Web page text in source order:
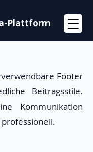
Plattform
Footer
Beitragsstile.
Kommunikation